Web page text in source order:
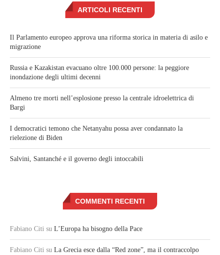
ARTICOLI RECENTI
Il Parlamento europeo approva una riforma storica in materia di asilo e
migrazione
Russia e Kazakistan evacuano oltre 100.000 persone: la peggiore
inondazione degli ultimi decenni
Almeno tre morti nell’esplosione presso la centrale idroelettrica di
Bargi
I democratici temono che Netanyahu possa aver condannato la
rielezione di Biden
Salvini, Santanché e il governo degli intoccabili
COMMENTI RECENTI
Fabiano Citi su L’Europa ha bisogno della Pace
Fabiano Citi su La Grecia esce dalla “Red zone”, ma il contraccolpo